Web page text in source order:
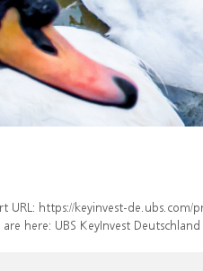
URL: https://keyinvest-de.ubs.com/
here: UBS KeyInvest Deutschland